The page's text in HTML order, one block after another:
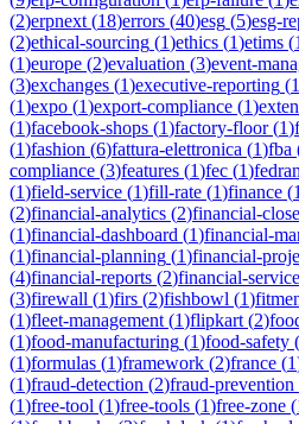
(2)erpnext (18)errors (40)esg (5)esg-
(2)ethical-sourcing (1)ethics (1)etims (1
(1)europe (2)evaluation (3)event-
(3)exchanges (1)executive-reporting (1
(1)expo (1)export-compliance (1)
(1)facebook-shops (1)factory-floor(1)
(1)fashion (6)fattura-elettronica (1)fba
compliance (3)features (1)fec (1)
(1)field-service (1)fill-rate (1)finance (
(2)financial-analytics (2)financial-close
(1)financial-dashboard (1)financial-
(1)financial-planning (1)financial-
(4)financial-reports (2)financial-
(3)firewall (1)firs (2)fishbowl (1)
(1)fleet-management (1)flipkart (2)
(1)food-manufacturing (1)food-safety (
(1)formulas (1)framework (2)france (1
(1)fraud-detection (2)fraud-prevention
(1)free-tool (1)free-tools (1)free-zone (